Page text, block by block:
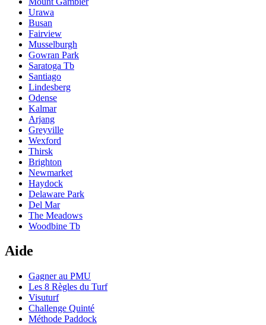
Urawa
Busan
Fairview
Musselburgh
Gowran Park
Saratoga Tb
Santiago
Lindesberg
Odense
Kalmar
Arjang
Greyville
Wexford
Thirsk
Brighton
Newmarket
Haydock
Delaware Park
Del Mar
The Meadows
Woodbine Tb
Aide
Gagner au PMU
Les 8 Règles du Turf
Visuturf
Challenge Quinté
Méthode Paddock